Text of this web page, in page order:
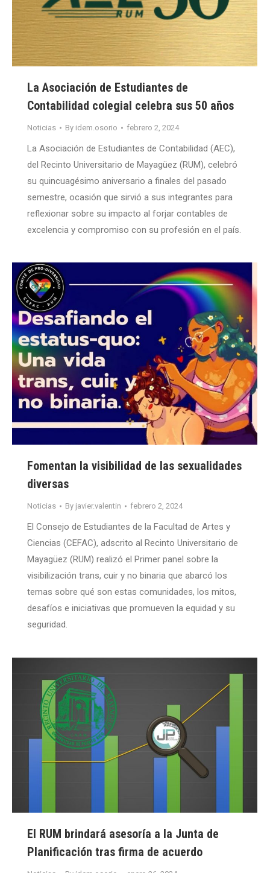
La Asociación de Estudiantes de
Contabilidad colegial celebra sus 50 años
Noticias By idem.osorio febrero 2, 2024
La Asociación de Estudiantes de Contabilidad (AEC),
del Recinto Universitario de Mayagüez (RUM), celebró
su quincuagésimo aniversario a finales del pasado
semestre, ocasión que sirvió a sus integrantes para
reflexionar sobre su impacto al forjar contables de
excelencia y compromiso con su profesión en el país.
Fomentan la visibilidad de las sexualidades
diversas
Noticias By javier.valentin febrero 2, 2024
El Consejo de Estudiantes de la Facultad de Artes y
Ciencias (CEFAC), adscrito al Recinto Universitario de
Mayagüez (RUM) realizó el Primer panel sobre la
visibilización trans, cuir y no binaria que abarcó los
temas sobre qué son estas comunidades, los mitos,
desafíos e iniciativas que promueven la equidad y su
seguridad.
El RUM brindará asesoría a la Junta de
Planificación tras firma de acuerdo